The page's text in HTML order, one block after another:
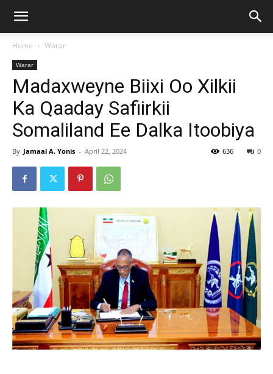
Home Warar
Warar
Madaxweyne Biixi Oo Xilkii
Ka Qaaday Safiirkii
Somaliland Ee Dalka Itoobiya
By Jamaal A. Yonis - April 22, 2024 0
636